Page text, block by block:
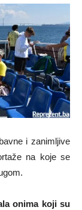
i zanimljive
na koje se
onima koji su